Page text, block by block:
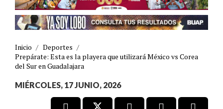
Inicio / Deportes /
Prepárate: Esta es la playera que utilizará México vs Corea
del Sur en Guadalajara
MIÉRCOLES, 17 JUNIO, 2026